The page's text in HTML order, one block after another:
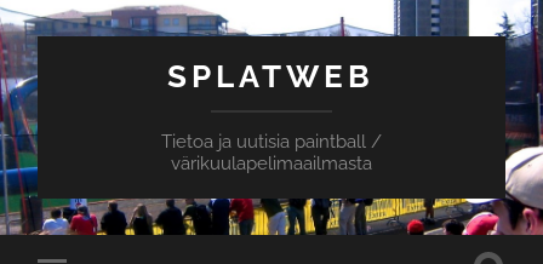
SPLATWEB
Tietoa ja uutisia paintball /
värikuulapelimaailmasta